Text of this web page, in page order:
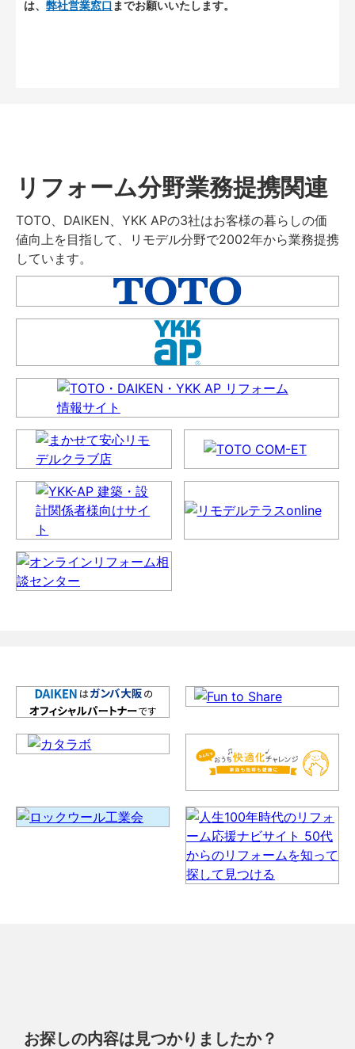
は、 弊社営業窓口 までお願いいたします。
リフォーム分野業務提携関連
TOTO、DAIKEN、YKK APの3社はお客様の暮らしの価
値向上を目指して、リモデル分野で2002年から業務提携
しています。
お探しの内容は見つかりましたか？